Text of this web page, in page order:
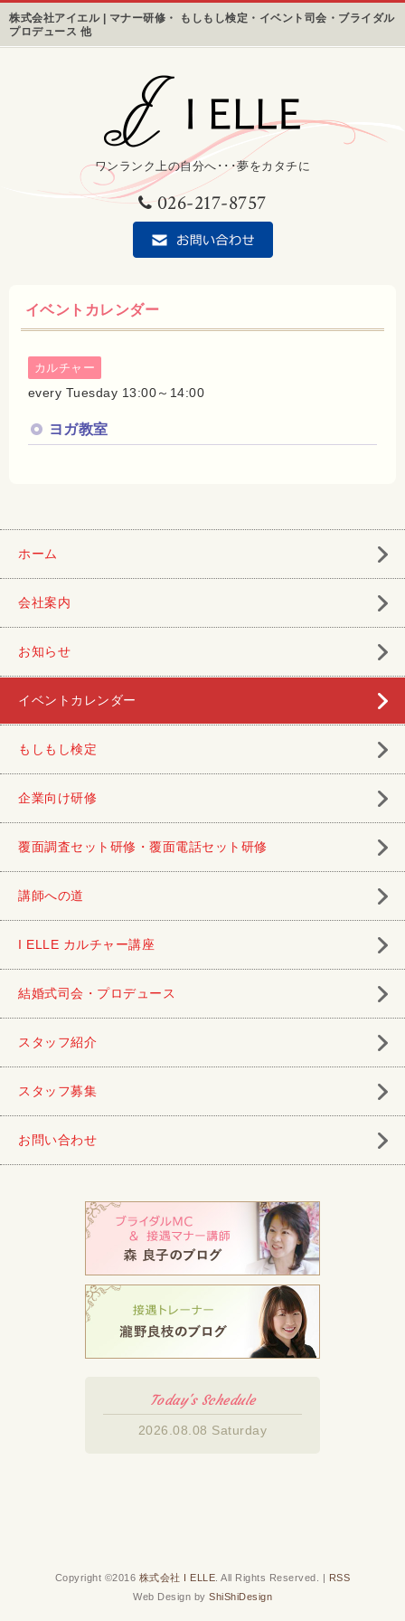
株式会社アイエル | マナー研修・ もしもし検定・イベント司会・ブライダル
プロデュース 他
ワンランク上の自分へ･･･夢をカタチに
026-217-8757
イベントカレンダー
カルチャー
every Tuesday 13:00～14:00
ヨガ教室
ホーム
会社案内
お知らせ
イベントカレンダー
もしもし検定
企業向け研修
覆面調査セット研修・覆面電話セット研修
講師への道
I ELLE カルチャー講座
結婚式司会・プロデュース
スタッフ紹介
スタッフ募集
お問い合わせ
Today's Schedule
2026.08.08 Saturday
Copyright ©2016 株式会社 I ELLE . All Rights Reserved. | RSS
Web Design by ShiShiDesign